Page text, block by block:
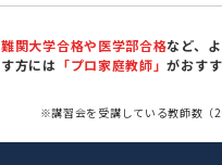
難関大学合格や医学部合格など、
す方には 「プロ家庭教師」がおす
※講習会を受講している教師数（